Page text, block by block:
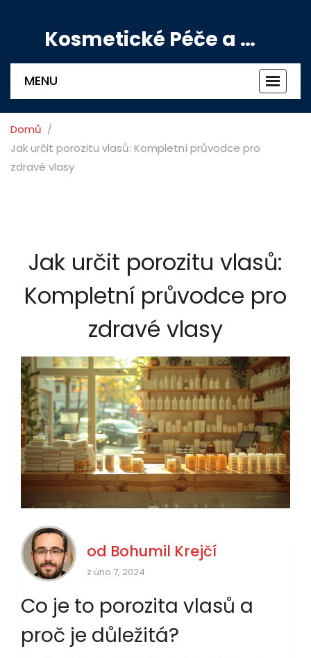
Kosmetické Péče a Výživové Doplňky
MENU
Domů
Jak určit porozitu vlasů: Kompletní průvodce pro
zdravé vlasy
Jak určit porozitu vlasů:
Kompletní průvodce pro
zdravé vlasy
od Bohumil Krejčí
z úno 7, 2024
Co je to porozita vlasů a
proč je důležitá?